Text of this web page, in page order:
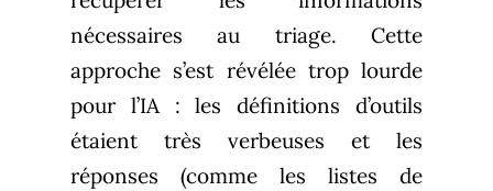
nécessaires au triage. Cette
approche s’est révélée trop lourde
pour l’IA : les définitions d’outils
étaient très verbeuses et les
réponses (comme les listes de